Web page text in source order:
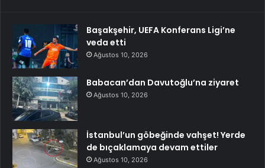
Başakşehir, UEFA Konferans Ligi’ne
veda etti
Ağustos 10, 2026
Babacan’dan Davutoğlu’na ziyaret
Ağustos 10, 2026
İstanbul’un göbeğinde vahşet! Yerde
de bıçaklamaya devam ettiler
Ağustos 10, 2026